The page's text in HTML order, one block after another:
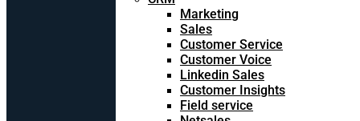
Marketing
Sales
Customer Service
Customer Voice
Linkedin Sales
Customer Insights
Field service